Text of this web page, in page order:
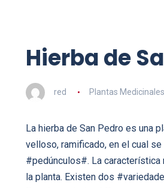
Hierba de
red Plantas Medicinales
La hierba de San Pedro es una
velloso, ramificado, en el cual
#pedúnculos#. La
la planta. Existen dos